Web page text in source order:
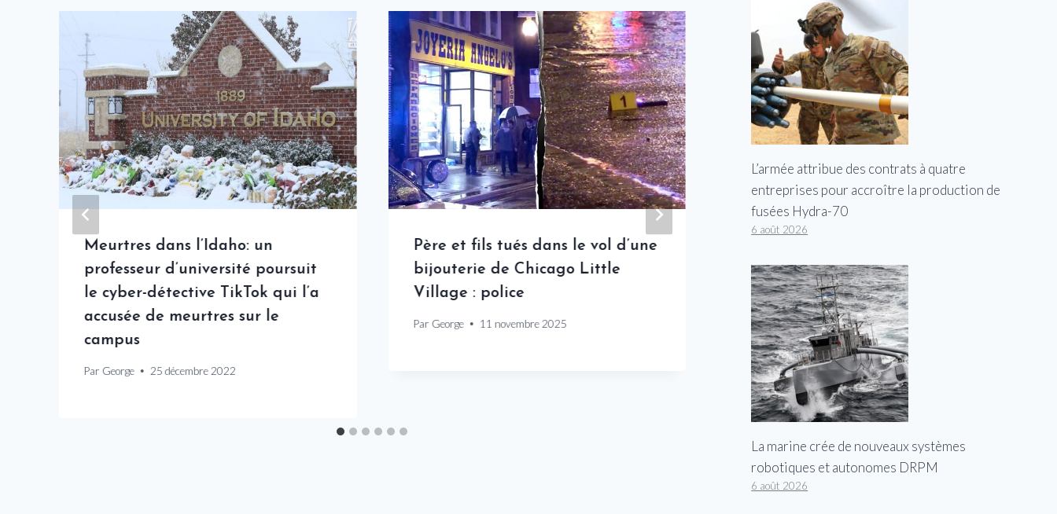
Meurtres dans l’Idaho: un
professeur d’université poursuit
le cyber-détective TikTok qui l’a
accusée de meurtres sur le
campus
Par George 25 décembre 2022
Père et fils tués dans le vol d’une
bijouterie de Chicago Little
Village : police
Par George 11 novembre 2025
240 ans de prison pour double
homicide et vol qualifié
ParGeorge 26 octobre 2023
L’armée attribue des contrats à quatre
entreprises pour accroître la production de
fusées Hydra-70
6 août 2026
La marine crée de nouveaux systèmes
robotiques et autonomes DRPM
6 août 2026